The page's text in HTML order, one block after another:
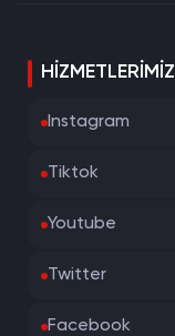
HIZMETLERIMIZ
Instagram
Tiktok
Youtube
Twitter
Facebook